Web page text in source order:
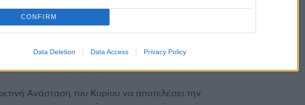
CONFIRM
Data Deletion Data Access Privacy Policy
Πειραιά, ως ο βασικός φορέας
της Δημοτικής Αρχής και υπό την καθοδήγηση
κοντά στους άστεγους της πόλης 365 ημέρες το
βιοτικές τους ανάγκες.
Ανάσταση του Κυρίου να αποτελέσει την